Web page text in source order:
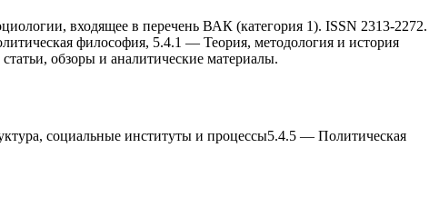
входящее в перечень ВАК (категория 1). ISSN 2313-2272.
философия, 5.4.1 — Теория, методология и история
обзоры и аналитические материалы.
социальные институты и процессы5.4.5 — Политическая